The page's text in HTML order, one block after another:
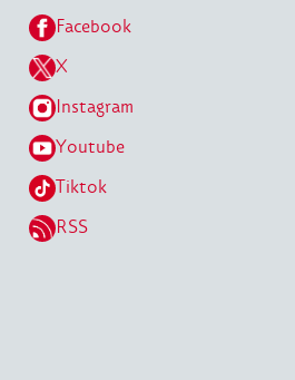
Facebook
X
Instagram
Youtube
Tiktok
RSS